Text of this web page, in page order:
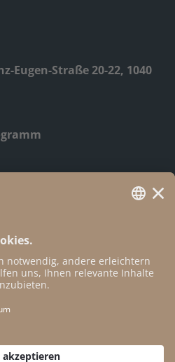
Eugen-Straße 20-22, 1040